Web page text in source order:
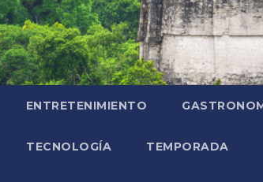
ENTRETENIMIENTO
TECNOLOGÍA TEMPORADA